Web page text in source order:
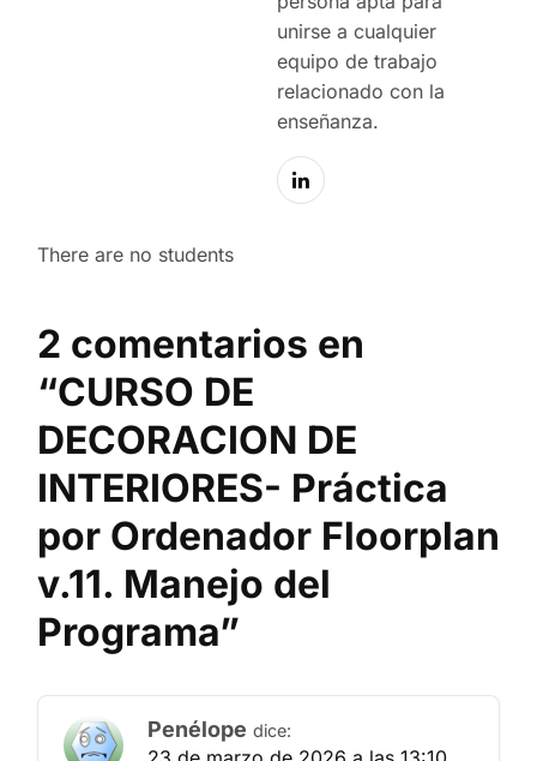
unirse a cualquier
equipo de trabajo
relacionado con la
enseñanza.
There are no students
2 comentarios en
“CURSO DE
DECORACION DE
INTERIORES- Práctica
por Ordenador Floorplan
v.11. Manejo del
Programa”
Penélope dice: